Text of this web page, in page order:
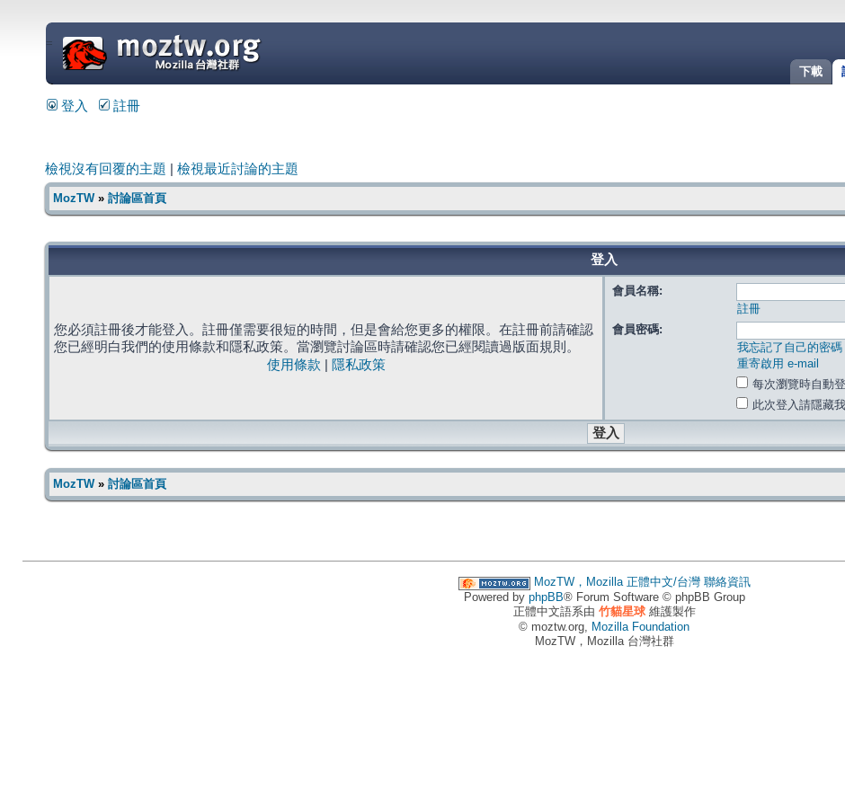
下載
=
登入 註冊
檢視沒有回覆的主題 檢視最近討論的主題
MozTW» 討論區首頁
登入
您必須註冊後才能登入。註冊僅需要很短的時間，但是會給您更多的權限。在註冊前請確認
您已經明白我們的使用條款和隱私政策。當瀏覽討論區時請確認您已經閱讀過版面規則。
使用條款
隱私政策
會員名稱:
註冊
會員密碼:
我忘記了自己的密碼
重寄啟用 e-mail
每次瀏覽時自動
此次登入請隱藏
MozTW» 討論區首頁
MozTW，Mozilla 正體中文/台灣 聯絡資訊
Powered by phpBB® Forum Software © phpBB Group
正體中文語系由 竹貓星球維護製作
© moztw.org, Mozilla Foundation
MozTW，Mozilla 台灣社群